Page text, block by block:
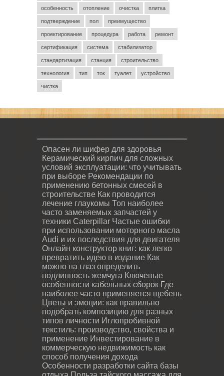
особенность отопление очистка плитка
подтверждение пол преимущество
проектирование процедура работа ремонт
сертификация система стабилизатор
стандартизация станция строительство
технология тип ток туалет устройство
чистка
Опасен ли шифер для здоровья
Керамический кирпич для сложных
условий эксплуатации: что учитывать
при выборе Рекомендации по
применению бетонных смесей в
строительстве Как проводится
лечение глаукомы Топ наиболее
часто заменяемых запчастей у
техники Caterpillar Частые ошибки
при использовании моторного масла
Audi и их последствия для двигателя
Онлайн конструктор книг: как легко
превратить идею в издание Как
можно на глаз определить
подлинность жемчуга Ключевые
особенности кабельных сборок Где
наиболее часто применяется щебень
Цветы и эмоции: как правильно
подобрать композицию для разных
типов личности Иглопробивной
текстиль: производство, свойства и
применение Инвестирование в
коммерческую недвижимость как
способ получения дохода
Особенности разработки сайта базы